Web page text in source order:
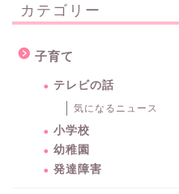
カテゴリー
子育て
テレビの話
気になるニュース
小学校
幼稚園
発達障害